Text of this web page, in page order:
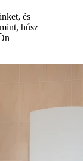
és
húsz